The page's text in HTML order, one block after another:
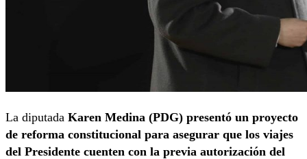
La diputada Karen Medina (PDG) presentó un proyecto
de reforma constitucional para asegurar que los viajes
del Presidente cuenten con la previa autorización del